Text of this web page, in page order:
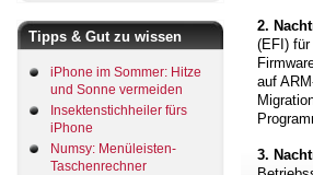
Tipps & Gut zu wissen
iPhone im Sommer: Hitze
und Sonne vermeiden
Insektenstichheiler fürs
iPhone
Numsy: Menüleisten-
Taschenrechner
2.
(EFI) für
auf
3.